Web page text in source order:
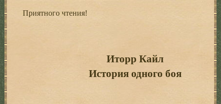
Настройки
Оглавление
Приятного чтения!
Иторр Кайл
История одного боя